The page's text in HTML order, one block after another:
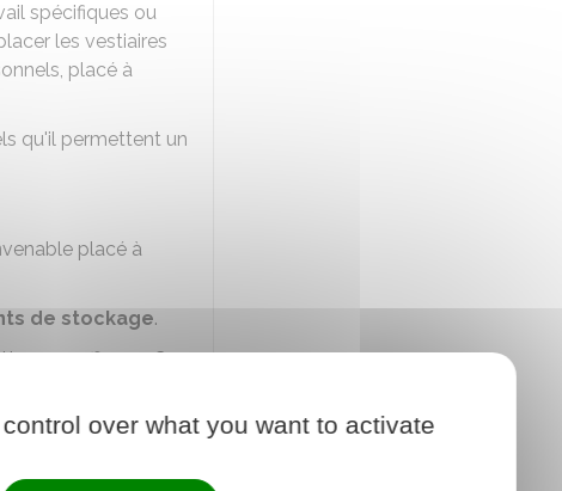
spécifiques ou
les vestiaires
placé à
qu'il permettent un
placé à
de stockage.
efficace. Ce
over what you want to activate